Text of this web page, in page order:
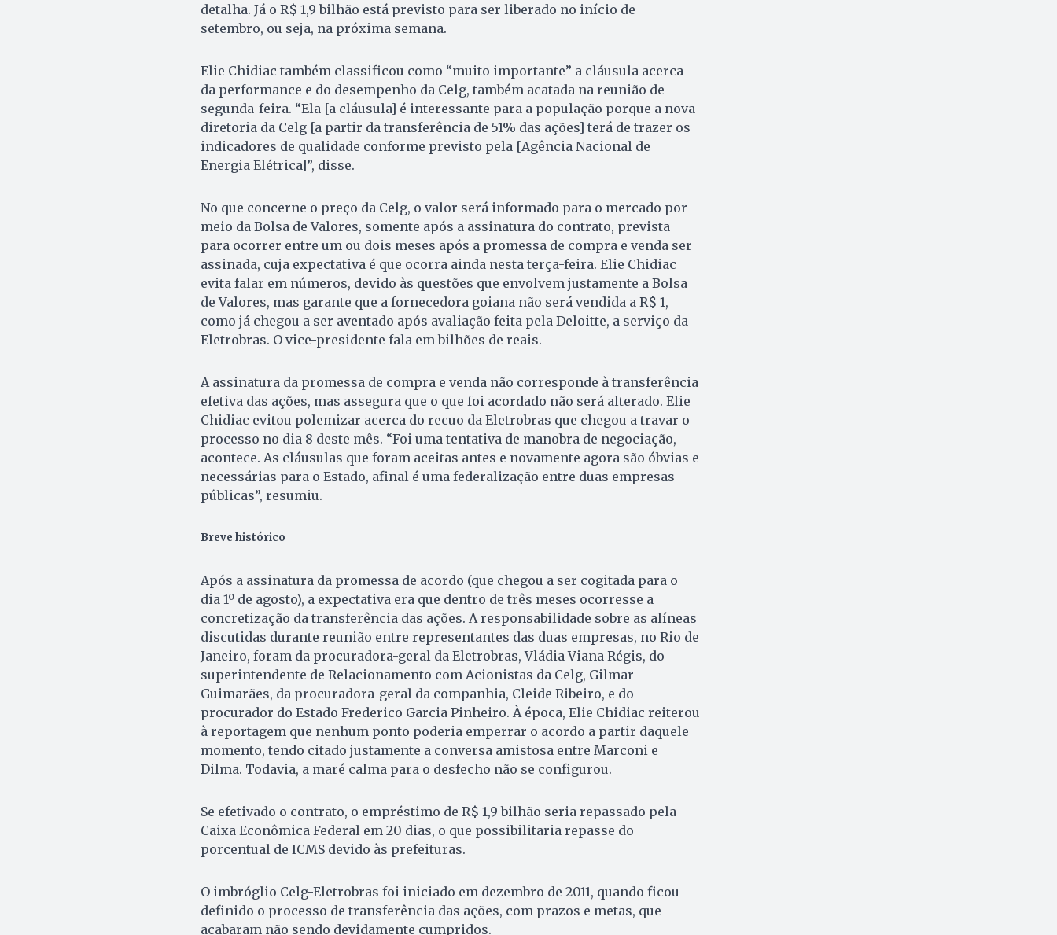
detalha. Já o R$ 1,9 bilhão está previsto para ser liberado no início de
setembro, ou seja, na próxima semana.
Elie Chidiac também classificou como “muito importante” a cláusula acerca
da performance e do desempenho da Celg, também acatada na reunião de
segunda-feira. “Ela [a cláusula] é interessante para a população porque a nova
diretoria da Celg [a partir da transferência de 51% das ações] terá de trazer os
indicadores de qualidade conforme previsto pela [Agência Nacional de
Energia Elétrica]”, disse.
No que concerne o preço da Celg, o valor será informado para o mercado por
meio da Bolsa de Valores, somente após a assinatura do contrato, prevista
para ocorrer entre um ou dois meses após a promessa de compra e venda ser
assinada, cuja expectativa é que ocorra ainda nesta terça-feira. Elie Chidiac
evita falar em números, devido às questões que envolvem justamente a Bolsa
de Valores, mas garante que a fornecedora goiana não será vendida a R$ 1,
como já chegou a ser aventado após avaliação feita pela Deloitte, a serviço da
Eletrobras. O vice-presidente fala em bilhões de reais.
A assinatura da promessa de compra e venda não corresponde à transferência
efetiva das ações, mas assegura que o que foi acordado não será alterado. Elie
Chidiac evitou polemizar acerca do recuo da Eletrobras que chegou a travar o
processo no dia 8 deste mês. “Foi uma tentativa de manobra de negociação,
acontece. As cláusulas que foram aceitas antes e novamente agora são óbvias e
necessárias para o Estado, afinal é uma federalização entre duas empresas
públicas”, resumiu.
Breve histórico
Após a assinatura da promessa de acordo (que chegou a ser cogitada para o
dia 1º de agosto), a expectativa era que dentro de três meses ocorresse a
concretização da transferência das ações. A responsabilidade sobre as alíneas
discutidas durante reunião entre representantes das duas empresas, no Rio de
Janeiro, foram da procuradora-geral da Eletrobras, Vládia Viana Régis, do
superintendente de Relacionamento com Acionistas da Celg, Gilmar
Guimarães, da procuradora-geral da companhia, Cleide Ribeiro, e do
procurador do Estado Frederico Garcia Pinheiro. À época, Elie Chidiac reiterou
à reportagem que nenhum ponto poderia emperrar o acordo a partir daquele
momento, tendo citado justamente a conversa amistosa entre Marconi e
Dilma. Todavia, a maré calma para o desfecho não se configurou.
Se efetivado o contrato, o empréstimo de R$ 1,9 bilhão seria repassado pela
Caixa Econômica Federal em 20 dias, o que possibilitaria repasse do
porcentual de ICMS devido às prefeituras.
O imbróglio Celg-Eletrobras foi iniciado em dezembro de 2011, quando ficou
definido o processo de transferência das ações, com prazos e metas, que
acabaram não sendo devidamente cumpridos.